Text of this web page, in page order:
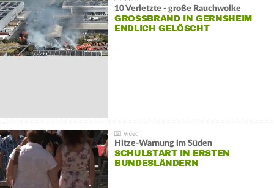
10 Verletzte - große Rauchwolke
GROSSBRAND IN GERNSHEIM E
NDLICH GELÖSCHT
Hitze-Warnung im Süden
SCHULSTART IN ERSTEN
BUNDESLÄNDERN